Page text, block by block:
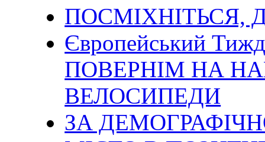
ПОСМІХНІТЬСЯ,
Європейський
ПОВЕРНІМ НА
ВЕЛОСИПЕДИ
ЗА